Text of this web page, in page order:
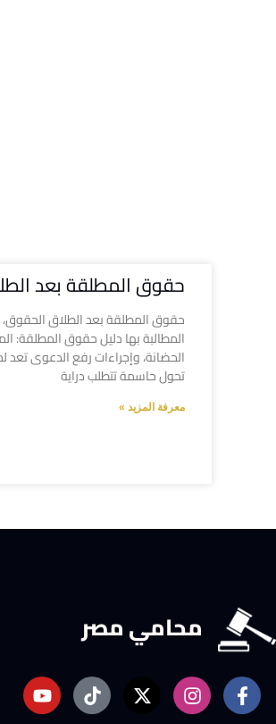
حقوق المطلقة بعد
حقوق المطلقة بعد الطلاق الحقوق،
المطالبة بها دليل حقوق المطلقة:
الحضانة، وإجراءات رفع الدعوى
تحول حاسمة تتطلب دراية
معرفة المزيد »
محامي مصر